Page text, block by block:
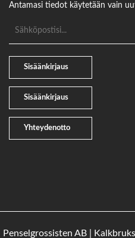
Antamasi tiedot käytetään vain
Yhteydenotto
Sisäänkirjaus
Sisäänkirjaus
Penselgrossisten AB |